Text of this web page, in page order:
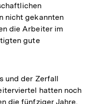
nicht gekannten
die Arbeiter im
gute
und der Zerfall
hatten noch
die fünfziger Jahre,